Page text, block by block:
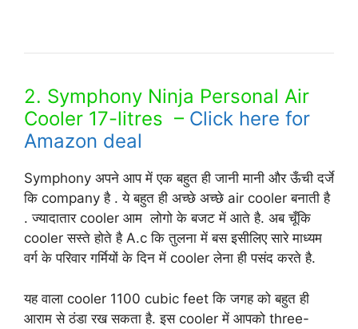
2. Symphony Ninja Personal Air
Cooler 17-litres – Click here for
Amazon deal
Symphony अपने आप में एक बहुत ही जानी मानी और ऊँची दर्जे
कि company है . ये बहुत ही अच्छे अच्छे air cooler बनाती है
. ज्यादातार cooler आम लोगो के बजट में आते है. अब चूँकि
cooler सस्ते होते है A.c कि तुलना में बस इसीलिए सारे माध्यम
वर्ग के परिवार गर्मियों के दिन में cooler लेना ही पसंद करते है.
यह वाला cooler 1100 cubic feet कि जगह को बहुत ही
आराम से ठंडा रख सकता है. इस cooler में आपको three-